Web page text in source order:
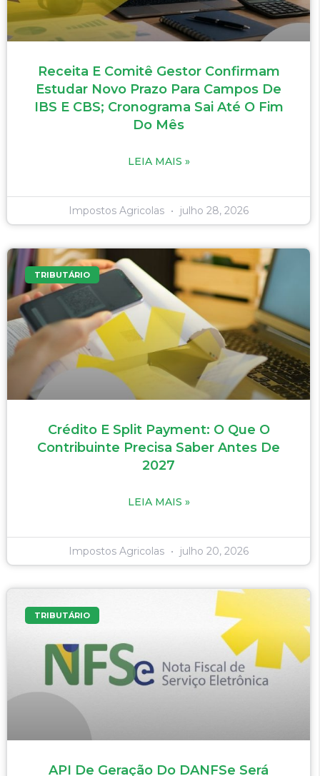
Receita E Comitê Gestor Confirmam
Estudar Novo Prazo Para Campos De
IBS E CBS; Cronograma Sai Até O Fim
Do Mês
LEIA MAIS »
Impostos Agricolas julho 28, 2026
TRIBUTÁRIO
Crédito E Split Payment: O Que O
Contribuinte Precisa Saber Antes De
2027
LEIA MAIS »
Impostos Agricolas julho 20, 2026
TRIBUTÁRIO
API De Geração Do DANFSe Será